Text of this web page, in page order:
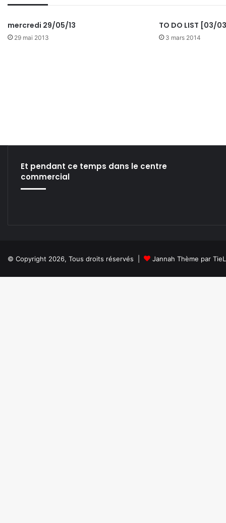
mercredi 29/05/13
29 mai 2013
TO DO LIST [03/
3 mars 2014
Et pendant ce temps dans le centre
commercial
© Copyright 2026, Tous droits réservés | Jannah Thème par